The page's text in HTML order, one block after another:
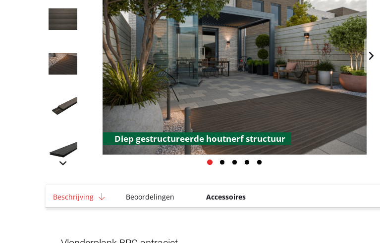
Diep gestructureerde houtnerf structuur
Beschrijving Beoordelingen Accessoires